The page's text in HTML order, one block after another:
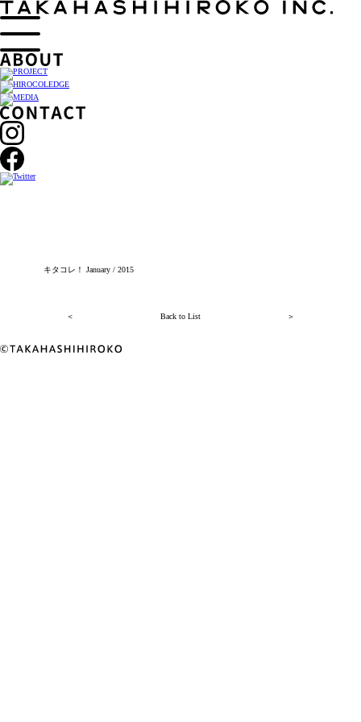
キタコレ！ January / 2015
＜ Back to List ＞